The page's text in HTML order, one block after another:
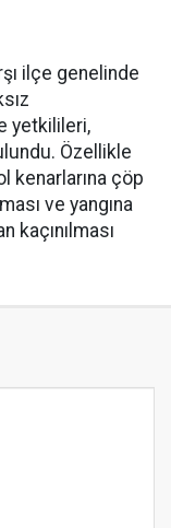
ilçe genelinde
yetkilileri,
Özellikle
kenarlarına çöp
ve yangına
kaçınılması